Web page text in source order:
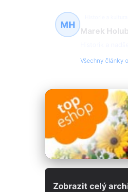
MH
Marek
Všechny články
Zobrazit celý